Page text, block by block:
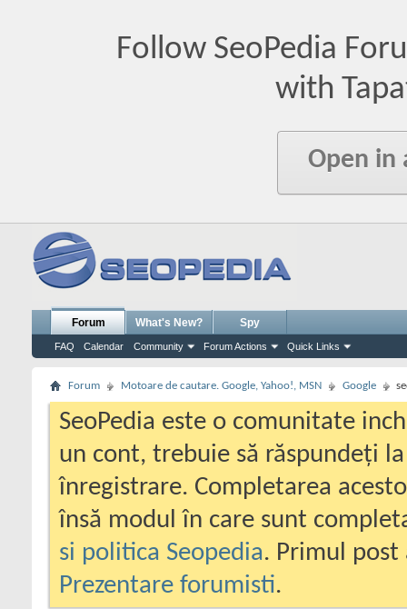
Follow SeoPedia
with
Open in
Forum
FAQ Calendar Community Forum Actions Quick Links
What's New? Spy
Forum Motoare de cautare. Google, Yahoo!, MSN Google
SeoPedia este o comunitate
un cont, trebuie să răspundeți
înregistrare. Completarea
însă modul în care sunt
si politica Seopedia. Primul
Prezentare forumisti.